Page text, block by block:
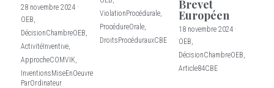
28 novembre 2024 ·
OEB,
DécisionChambreOEB,
ActivitéInventive,
ApprocheCOMVIK,
InventionsMiseEnOeuvre
ParOrdinateur
ViolationProcédurale,
ProcédureOrale,
DroitsProcédurauxCBE
Brevet
Européen
18 novembre 2024 ·
OEB,
DécisionChambreOEB,
Article84CBE